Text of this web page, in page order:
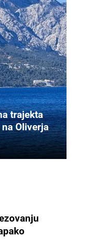
trajekta
Oliverja